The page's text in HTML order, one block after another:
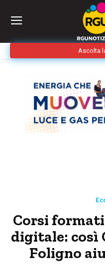
Ascolta
Corsi
digitale: così
Foligno